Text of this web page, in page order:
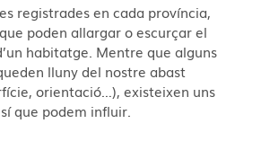
registrades en cada província,
poden allargar o escurçar el
habitatge. Mentre que alguns
lluny del nostre abast
orientació…), existeixen uns
que podem influir.